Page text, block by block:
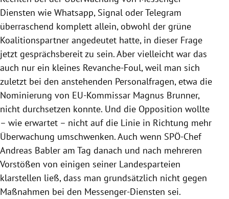
Weiterlesen
Diensten wie Whatsapp, Signal oder Telegram
überraschend komplett allein, obwohl der grüne
Koalitionspartner angedeutet hatte, in dieser Frage
jetzt gesprächsbereit zu sein. Aber vielleicht war das
auch nur ein kleines Revanche-Foul, weil man sich
zuletzt bei den anstehenden Personalfragen, etwa die
Nominierung von EU-Kommissar Magnus Brunner,
nicht durchsetzen konnte. Und die Opposition wollte
– wie erwartet – nicht auf die Linie in Richtung mehr
Überwachung umschwenken. Auch wenn SPÖ-Chef
Andreas Babler am Tag danach und nach mehreren
Vorstößen von einigen seiner Landesparteien
klarstellen ließ, dass man grundsätzlich nicht gegen
Maßnahmen bei den Messenger-Diensten sei.